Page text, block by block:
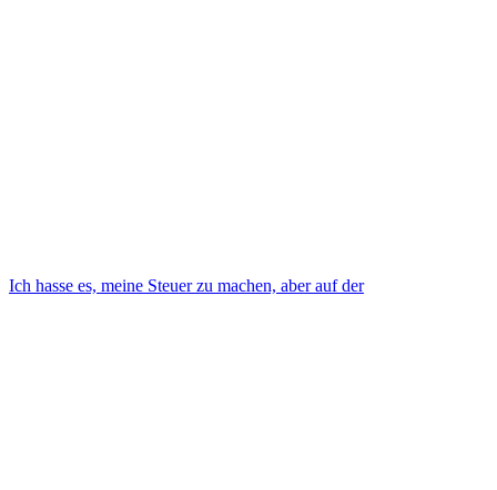
Ich hasse es, meine Steuer zu machen, aber auf der